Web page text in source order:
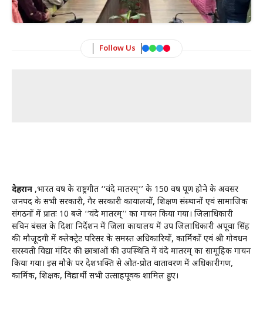
Follow Us
देहरादून ,भारत वर्ष के राष्ट्रगीत ‘‘वंदे मातरम्’’ के 150 वर्ष पूर्ण होने के अवसर
जनपद के सभी सरकारी, गैर सरकारी कार्यालयों, शिक्षण संस्थानों एवं सामाजिक
संगठनों में प्रातः 10 बजे ‘‘वंदे मातरम्’’ का गायन किया गया। जिलाधिकारी
सविन बंसल के दिशा निर्देशन में जिला कार्यालय में उप जिलाधिकारी अपूर्वा सिंह
की मौजूदगी में क्लेक्ट्रेट परिसर के समस्त अधिकारियों, कार्मिकों एवं श्री गोर्वधन
सरस्वती विद्या मंदिर की छात्राओं की उपस्थिति में वंदे मातरम् का सामूहिक गायन
किया गया। इस मौके पर देशभक्ति से ओत-प्रोत वातावरण में अधिकारीगण,
कार्मिक, शिक्षक, विद्यार्थी सभी उत्साहपूर्वक शामिल हुए।